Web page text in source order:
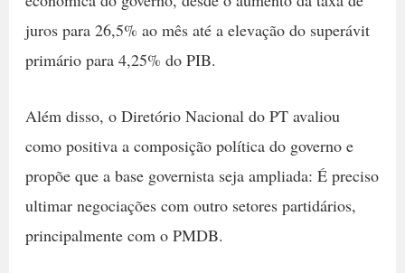
juros para 26,5% ao mês até a elevação do superávit
primário para 4,25% do PIB.
Além disso, o Diretório Nacional do PT avaliou
como positiva a composição política do governo e
propõe que a base governista seja ampliada: É preciso
ultimar negociações com outro setores partidários,
principalmente com o PMDB.